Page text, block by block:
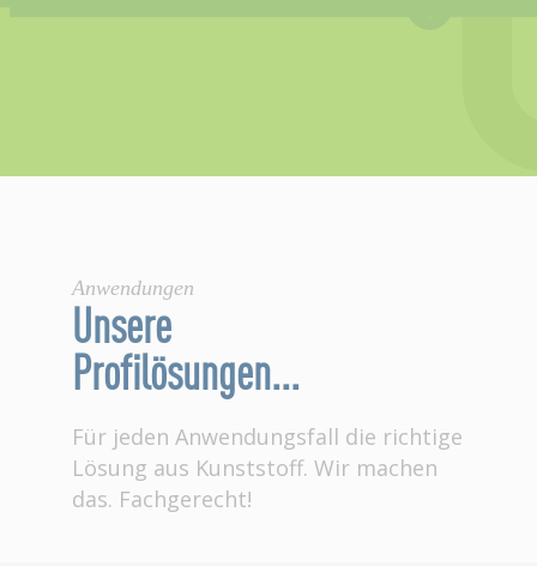
Anwendungen
Unsere
Profilösungen...
Für jeden Anwendungsfall die richtige
Lösung aus Kunststoff. Wir machen
das. Fachgerecht!